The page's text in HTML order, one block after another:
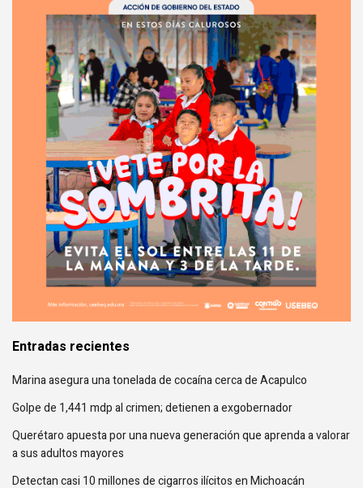
Entradas recientes
Marina asegura una tonelada de cocaína cerca de Acapulco
Golpe de 1,441 mdp al crimen; detienen a exgobernador
Querétaro apuesta por una nueva generación que aprenda a valorar
a sus adultos mayores
Detectan casi 10 millones de cigarros ilícitos en Michoacán